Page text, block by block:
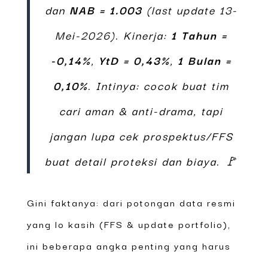
dan NAB = 1.003 (last update 13-
Mei-2026). Kinerja: 1 Tahun =
-0,14%, YtD = 0,43%, 1 Bulan =
0,10%. Intinya: cocok buat tim
cari aman & anti-drama, tapi
jangan lupa cek prospektus/FFS
buat detail proteksi dan biaya. 🚩
Gini faktanya: dari potongan data resmi
yang lo kasih (FFS & update portfolio),
ini beberapa angka penting yang harus